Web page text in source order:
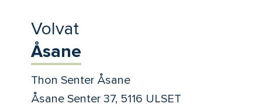
Volvat
Åsane
Thon Senter Åsane
Åsane Senter 37, 5116 ULSET